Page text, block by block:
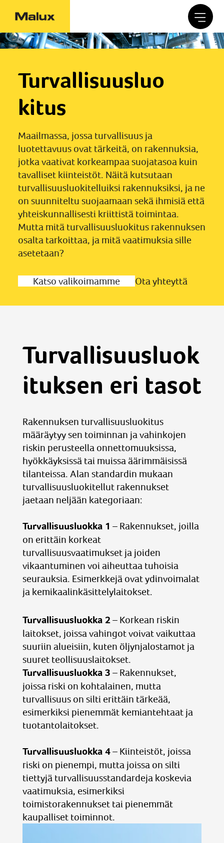
Turvallisuusluo
kitus
Maailmassa, jossa turvallisuus ja
luotettavuus ovat tärkeitä, on rakennuksia,
jotka vaativat korkeampaa suojatasoa kuin
tavalliset kiinteistöt. Näitä kutsutaan
turvallisuusluokitelluiksi rakennuksiksi, ja ne
on suunniteltu suojaamaan sekä ihmisiä että
yhteiskunnallisesti kriittistä toimintaa.
Mutta mitä turvallisuusluokitus rakennuksen
osalta tarkoittaa, ja mitä vaatimuksia sille
asetetaan?
Katso valikoimamme Ota yhteyttä
Turvallisuusluok
ituksen eri tasot
Rakennuksen turvallisuusluokitus
määräytyy sen toiminnan ja vahinkojen
riskin perusteella onnettomuuksissa,
hyökkäyksissä tai muissa äärimmäisissä
tilanteissa. Alan standardin mukaan
turvallisuusluokitellut rakennukset
jaetaan neljään kategoriaan:
Turvallisuusluokka 1 – Rakennukset, joilla
on erittäin korkeat
turvallisuusvaatimukset ja joiden
vikaantuminen voi aiheuttaa tuhoisia
seurauksia. Esimerkkejä ovat ydinvoimalat
ja kemikaalinkäsittelylaitokset.
Turvallisuusluokka 2– Korkean riskin
laitokset, joissa vahingot voivat vaikuttaa
suuriin alueisiin, kuten öljynjalostamot ja
suuret teollisuuslaitokset.
Turvallisuusluokka 3 – Rakennukset,
joissa riski on kohtalainen, mutta
turvallisuus on silti erittäin tärkeää,
esimerkiksi pienemmät kemiantehtaat ja
tuotantolaitokset.
Turvallisuusluokka 4– Kiinteistöt, joissa
riski on pienempi, mutta joissa on silti
tiettyjä turvallisuusstandardeja koskevia
vaatimuksia, esimerkiksi
toimistorakennukset tai pienemmät
kaupalliset toiminnot.